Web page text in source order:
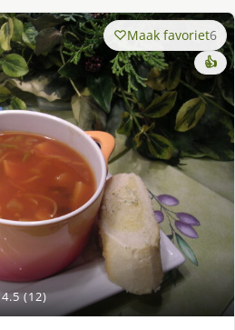
4.5 (12)
Maak favoriet6
👍